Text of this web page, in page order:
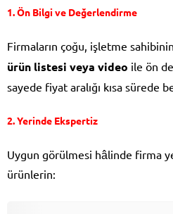
1. Ön Bilgi ve Değerlendirme
Firmaların çoğu, işletme
ürün listesi veya video ile ön
sayede fiyat aralığı kısa sürede
2. Yerinde Ekspertiz
Uygun görülmesi hâlinde firma
ürünlerin: